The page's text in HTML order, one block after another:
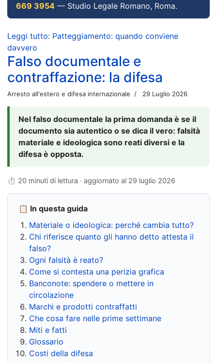
669 3954 — Studio Legale Romano, Roma.
Leggi tutto: Patteggiamento: quando conviene
davvero
Falso documentale e
contraffazione: la difesa
Arresto all'estero e difesa internazionale 29 Luglio 2026
Nel falso documentale la prima domanda è se il
documento sia autentico o se dica il vero: falsità
materiale e ideologica sono reati diversi e la
difesa è opposta.
⏱ 20 minuti di lettura · aggiornato al 29 luglio 2026
📋 In questa guida
Materiale o ideologica: perché cambia tutto?
Chi riferisce quanto gli hanno detto attesta il
falso?
Ogni falsità è reato?
Come si contesta una perizia grafica
Banconote: spendere o mettere in
circolazione
Marchi e prodotti contraffatti
Che cosa fare nelle prime settimane
Miti e fatti
Glossario
Costi della difesa